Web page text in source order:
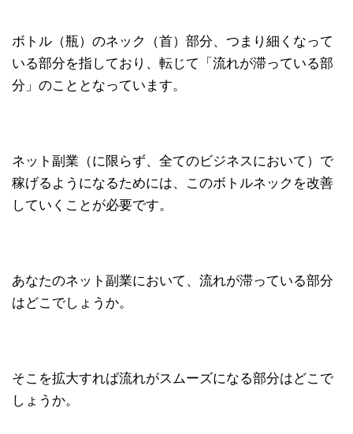
ボトル（瓶）のネック（首）部分、つまり細くなって
いる部分を指しており、転じて「流れが滞っている部
分」のこととなっています。
ネット副業（に限らず、全てのビジネスにおいて）で
稼げるようになるためには、このボトルネックを改善
していくことが必要です。
あなたのネット副業において、流れが滞っている部分
はどこでしょうか。
そこを拡大すれば流れがスムーズになる部分はどこで
しょうか。